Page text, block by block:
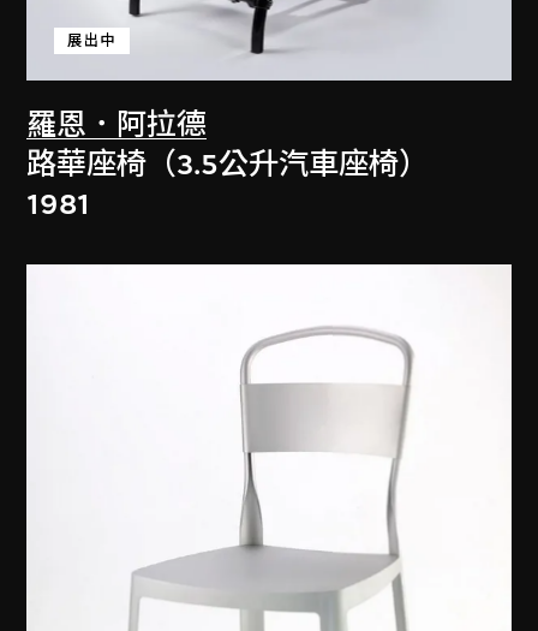
羅恩．阿拉德
展出中
路華座椅（3.5公升汽車座椅）
1981